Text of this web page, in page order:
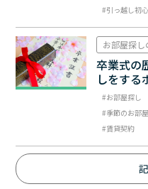
引っ越し初
お部屋探し
卒業式の
しをする
お部屋探し
季節のお部
賃貸契約